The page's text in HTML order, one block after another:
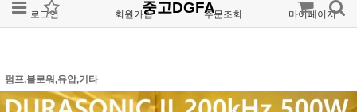
로그인 회원가입 주문조회 마이페이지
중고DGFA
펌프,블로워,유압,기타